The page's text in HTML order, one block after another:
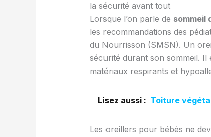
la sécurité avant tout
Lorsque l’on parle de sommeil
les recommandations des
du Nourrisson (SMSN). Un
sécurité durant son sommeil.
matériaux respirants et
Lisez aussi : Toiture
Les oreillers pour bébés ne